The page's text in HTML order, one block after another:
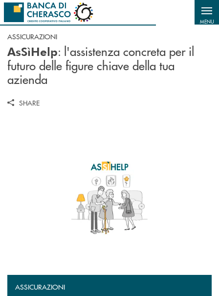
Salta al contenuto principale
MENU
ASSICURAZIONI
AsSìHelp: l'assistenza concreta per il
futuro delle figure chiave della tua
azienda
SHARE
ASSICURAZIONI